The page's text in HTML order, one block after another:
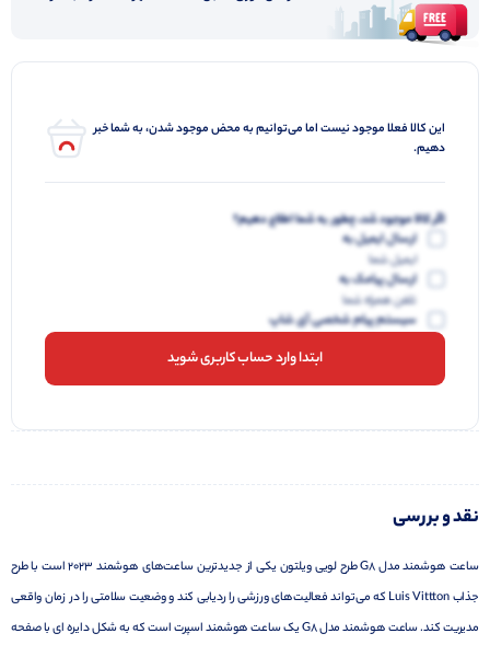
این کالا فعلا موجود نیست اما می‌توانیم به محض موجود شدن، به شما خبر
دهیم.
اگر کالا موجود شد، چطور به شما اطلاع دهیم؟
ارسال ایمیل به
ایمیل شما
ارسال پیامک به
تلفن همراه شما
سیستم پیام شخصی آی شاپ
ابتدا وارد حساب کاربری شوید
نقد و بررسی
ساعت هوشمند مدل G8 طرح لویی ویلتون یکی از جدیدترین ساعت‌های هوشمند 2023 است با طرح
جذاب Luis Vittton که می‌تواند فعالیت‌های ورزشی را ردیابی کند و وضعیت سلامتی را در زمان واقعی
مدیریت کند. ساعت هوشمند مدل G8 یک ساعت هوشمند اسپرت است که به شکل دایره ای با صفحه